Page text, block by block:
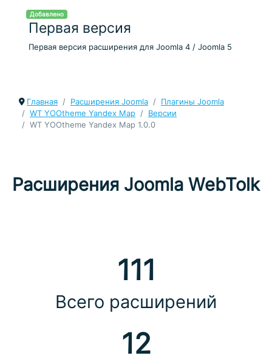
Добавлено
Первая версия
Первая версия расширения для Joomla 4 / Joomla 5
Главная Расширения Joomla
Плагины Joomla
WT YOOtheme Yandex Map
Версии
WT YOOtheme Yandex Map 1.0.0
Расширения Joomla WebTolk
111
Всего расширений
12